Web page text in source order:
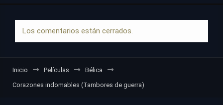
Los comentarios están cerrados.
Inicio Películas
Bélica
Corazones indomables (Tambores de guerra)